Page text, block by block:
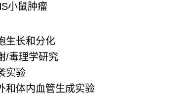
小鼠肿瘤
生长和分化
/毒理学研究
实验
和体内血管生成实验